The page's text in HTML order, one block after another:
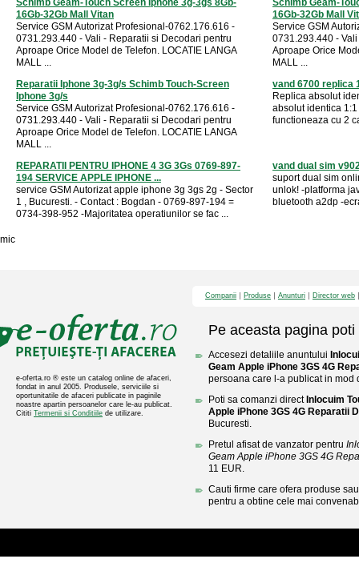
Schimb Geam-Touch Screen Iphone 3g-3gs 8Gb-
16Gb-32Gb Mall Vitan
Service GSM Autorizat Profesional-0762.176.616 -
0731.293.440 - Vali - Reparatii si Decodari pentru
Aproape Orice Model de Telefon. LOCATIE LANGA
MALL ...
Schimb Geam-
16Gb-32Gb Mall
Service GSM
0731.293.440 -
Aproape Orice
MALL ...
Reparatii Iphone 3g-3g/s Schimb Touch-Screen
Iphone 3g/s
Service GSM Autorizat Profesional-0762.176.616 -
0731.293.440 - Vali - Reparatii si Decodari pentru
Aproape Orice Model de Telefon. LOCATIE LANGA
MALL ...
vand 6700 replica
Replica absolut
absolut identica
functioneaza cu 2
REPARATII PENTRU IPHONE 4 3G 3Gs 0769-897-
194 SERVICE APPLE IPHONE ...
service GSM Autorizat apple iphone 3g 3gs 2g - Sector
1 , Bucuresti. - Contact : Bogdan - 0769-897-194 =
0734-398-952 -Majoritatea operatiunilor se fac ...
vand dual sim
suport dual sim
unlok! -platforma
bluetooth a2dp -
mic
e-oferta.ro ® este un catalog online de afaceri,
fondat in anul 2005. Produsele, serviciile si
oportunitatile de afaceri publicate in paginile
noastre apartin persoanelor care le-au publicat.
Cititi Termenii si Conditiile de utilizare.
Companii Produse Anunturi Director web
Pe aceasta pagina poti
Accesezi detaliile anuntului
Geam Apple iPhone 3GS 4G
persoana care l-a publicat in mod
Poti sa comanzi direct Inlocuim
Apple iPhone 3GS 4G Reparatii
Bucuresti.
Pretul afisat de vanzator pentru
Geam Apple iPhone 3GS 4G
11 EUR.
Cauti firme care ofera produse
pentru a obtine cele mai